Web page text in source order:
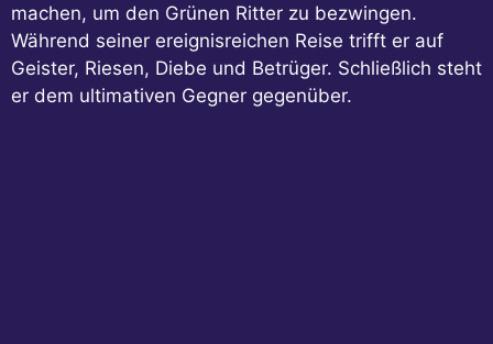
machen, um den Grünen Ritter zu bezwingen.
Während seiner ereignisreichen Reise trifft er auf
Geister, Riesen, Diebe und Betrüger. Schließlich steht
er dem ultimativen Gegner gegenüber.